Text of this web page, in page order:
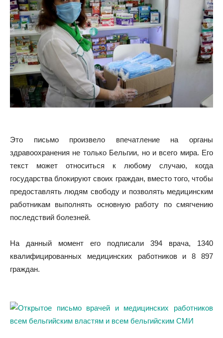
Это письмо произвело впечатление на органы
здравоохранения не только Бельгии, но и всего мира. Его
текст может относиться к любому случаю, когда
государства блокируют своих граждан, вместо того, чтобы
предоставлять людям свободу и позволять медицинским
работникам выполнять основную работу по смягчению
последствий болезней.
На данный момент его подписали 394 врача, 1340
квалифицированных медицинских работников и 8 897
граждан.